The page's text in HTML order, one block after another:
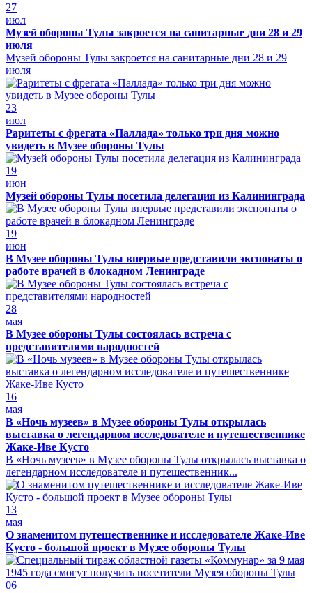
27
июл
Музей обороны Тулы закроется на санитарные дни 28 и 29
июля
Музей обороны Тулы закроется на санитарные дни 28 и 29
июля
23
июл
Раритеты с фрегата «Паллада» только три дня можно
увидеть в Музее обороны Тулы
19
июн
Музей обороны Тулы посетила делегация из Калининграда
19
июн
В Музее обороны Тулы впервые представили экспонаты о
работе врачей в блокадном Ленинграде
28
мая
В Музее обороны Тулы состоялась встреча с
представителями народностей
16
мая
В «Ночь музеев» в Музее обороны Тулы открылась
выставка о легендарном исследователе и путешественнике
Жаке-Иве Кусто
В «Ночь музеев» в Музее обороны Тулы открылась выставка о
легендарном исследователе и путешественник...
13
мая
О знаменитом путешественнике и исследователе Жаке-Иве
Кусто - большой проект в Музее обороны Тулы
06